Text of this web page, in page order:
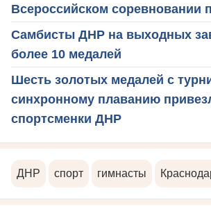
Всероссийском соревновании
Самбисты ДНР на выходных
более 10 медалей
Шесть золотых медалей с
синхронному плаванию
спортсменки ДНР
ДНР спорт гимнасты